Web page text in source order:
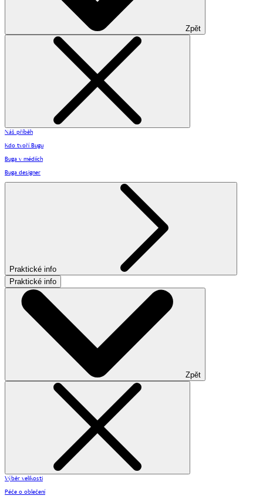
Zpět
Náš příběh
Kdo tvoří Bugu
Buga v médiích
Buga designer
Praktické info
Praktické info
Zpět
Výběr velikosti
Péče o oblečení